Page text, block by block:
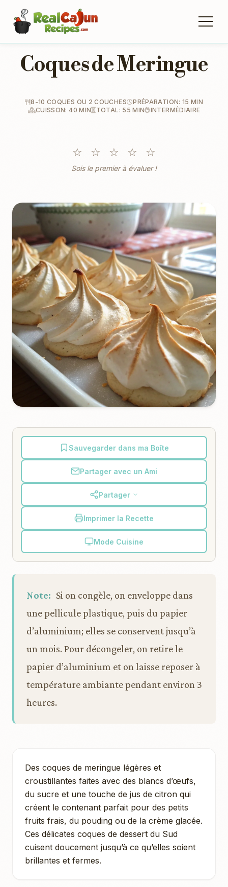
Coques de Meringue
8-10 COQUES OU 2 COUCHES
PRÉPARATION: 15 MIN
CUISSON: 40 MIN
TOTAL: 55 MIN INTERMÉDIAIRE
☆ ☆ ☆ ☆ ☆
Sois le premier à évaluer !
Sauvegarder dans ma Boîte
Partager avec un Ami
Partager
Imprimer la Recette
Mode Cuisine
Note: Si on congèle, on enveloppe dans
une pellicule plastique, puis du papier
d’aluminium; elles se conservent jusqu’à
un mois. Pour décongeler, on retire le
papier d’aluminium et on laisse reposer à
température ambiante pendant environ 3
heures.
Des coques de meringue légères et
croustillantes faites avec des blancs d’œufs,
du sucre et une touche de jus de citron qui
créent le contenant parfait pour des petits
fruits frais, du pouding ou de la crème glacée.
Ces délicates coques de dessert du Sud
cuisent doucement jusqu’à ce qu’elles soient
brillantes et fermes.